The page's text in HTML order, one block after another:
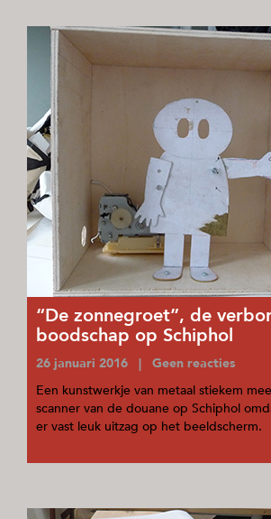
“De zonnegroet”, de
boodschap op Schiphol
26 januari 2016 | Geen reacties
Een kunstwerkje van metaal stiekem
scanner van de douane op Schiphol
er vast leuk uitzag op het beeldscherm.